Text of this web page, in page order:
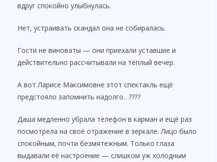
вдруг спокойно улыбнулась.
Нет, устраивать скандал она не собиралась.
Гости не виноваты — они приехали уставшие и
действительно рассчитывали на тёплый вечер.
А вот Ларисе Максимовне этот спектакль ещё
предстояло запомнить надолго…????
Даша медленно убрала телефон в карман и ещё раз
посмотрела на своё отражение в зеркале. Лицо было
спокойным, почти безмятежным. Только глаза
выдавали её настроение — слишком уж холодным